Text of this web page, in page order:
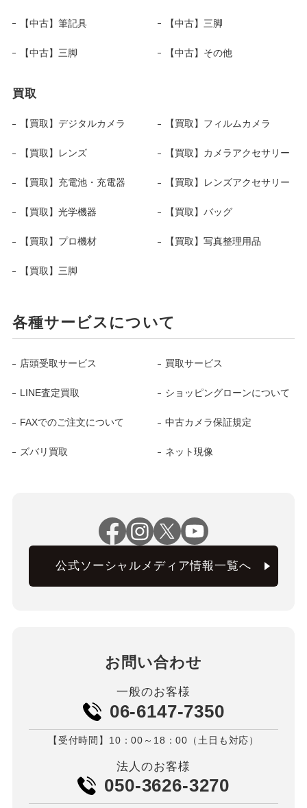
【中古】筆記具 【中古】三脚
【中古】三脚 【中古】その他
買取
【買取】デジタルカメラ 【買取】フィルムカメラ
【買取】レンズ 【買取】カメラアクセサリー
【買取】充電池・充電器 【買取】レンズアクセサリー
【買取】光学機器 【買取】バッグ
【買取】プロ機材 【買取】写真整理用品
【買取】三脚
各種サービスについて
店頭受取サービス 買取サービス
LINE査定買取 ショッピングローンについて
FAXでのご注文について 中古カメラ保証規定
ズバリ買取 ネット現像
公式ソーシャルメディア情報一覧へ
お問い合わせ
一般のお客様
06-6147-7350
【受付時間】10：00～18：00（土日も対応）
法人のお客様
050-3626-3270